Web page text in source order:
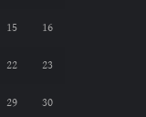
15 16
22 23
29 30